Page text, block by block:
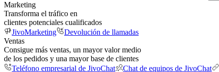
Marketing
Transforma el tráfico en
clientes potenciales cualificados
JivoMarketing
Devolución de llamadas
Ventas
Consigue más ventas, un mayor valor medio
de los pedidos y una mayor base de clientes
Teléfono empresarial de JivoChat
Chat de equipos de JivoChat